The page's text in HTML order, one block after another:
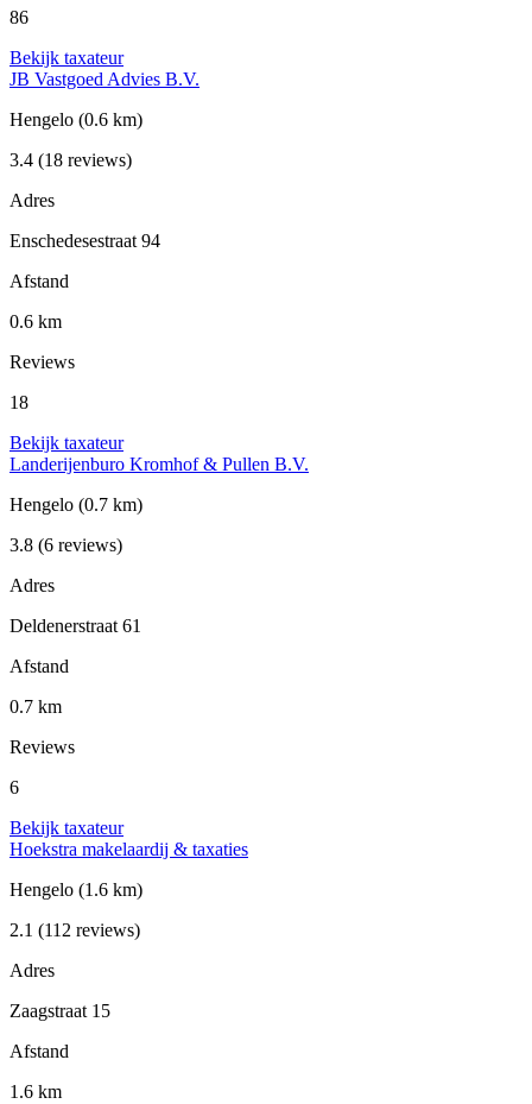
86
Bekijk taxateur
JB Vastgoed Advies B.V.
Hengelo (0.6 km)
3.4 (18 reviews)
Adres
Enschedesestraat 94
Afstand
0.6 km
Reviews
18
Bekijk taxateur
Landerijenburo Kromhof & Pullen B.V.
Hengelo (0.7 km)
3.8 (6 reviews)
Adres
Deldenerstraat 61
Afstand
0.7 km
Reviews
6
Bekijk taxateur
Hoekstra makelaardij & taxaties
Hengelo (1.6 km)
2.1 (112 reviews)
Adres
Zaagstraat 15
Afstand
1.6 km